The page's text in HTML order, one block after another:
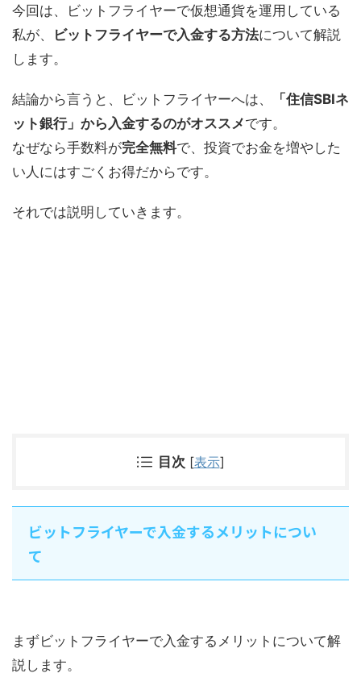
今回は、ビットフライヤーで仮想通貨を運用している
私が、
ビットフライヤーで入金する方法について解説
します。
結論から言うと、ビットフライヤーへは、
「住信SBIネ
ット銀行」から入金するのがオススメです。
なぜなら手数料が完全無料で、投資でお金を増やした
い人にはすごくお得だからです。
それでは説明していきます。
目次 [表示]
ビットフライヤーで入金するメリットについ
て
まずビットフライヤーで入金するメリットについて解
説します。